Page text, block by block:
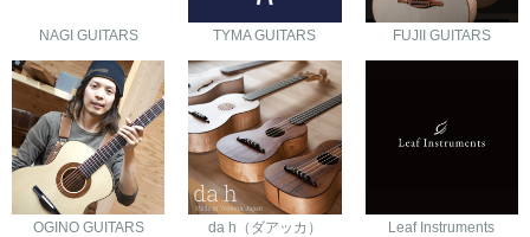
NAGI GUITARS TYMA GUITARS FUJII GUITARS
OGINO GUITARS da h（ダアッカ） Leaf Instruments